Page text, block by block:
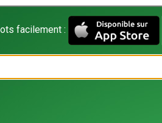
facilement :